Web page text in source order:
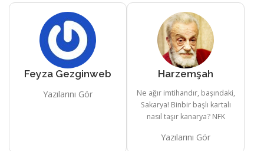
Feyza Gezginweb
Yazılarını Gör
Harzemşah
Ne ağır imtihandır, başındaki,
Sakarya! Binbir başlı kartalı
nasıl taşır kanarya? NFK
Yazılarını Gör